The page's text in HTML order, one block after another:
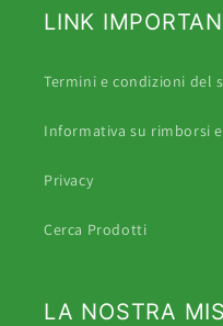
LINK
Termini e condizioni del
Informativa su rimborsi
Privacy
Cerca Prodotti
LA NOSTRA